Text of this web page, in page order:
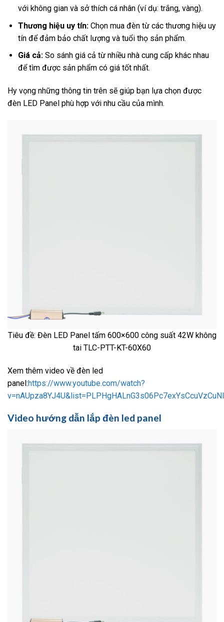
với không gian và sở thích cá nhân (ví dụ: trắng, vàng).
Thương hiệu uy tín:Chọn mua đèn từ các thương hiệu uy
tín để đảm bảo chất lượng và tuổi thọ sản phẩm.
Giá cả:So sánh giá cả từ nhiều nhà cung cấp khác nhau
để tìm được sản phẩm có giá tốt nhất.
Hy vọng những thông tin trên sẽ giúp bạn lựa chọn được
đèn LED Panel phù hợp với nhu cầu của mình.
Tiêu đề: Đèn LED Panel tấm 600×600 công suất 42W không
tai TLC-PTT-KT-60X60
Xem thêm video về đèn led
panel:https://www.youtube.com/watch?
Video hướng dẫn lắp đèn led panel